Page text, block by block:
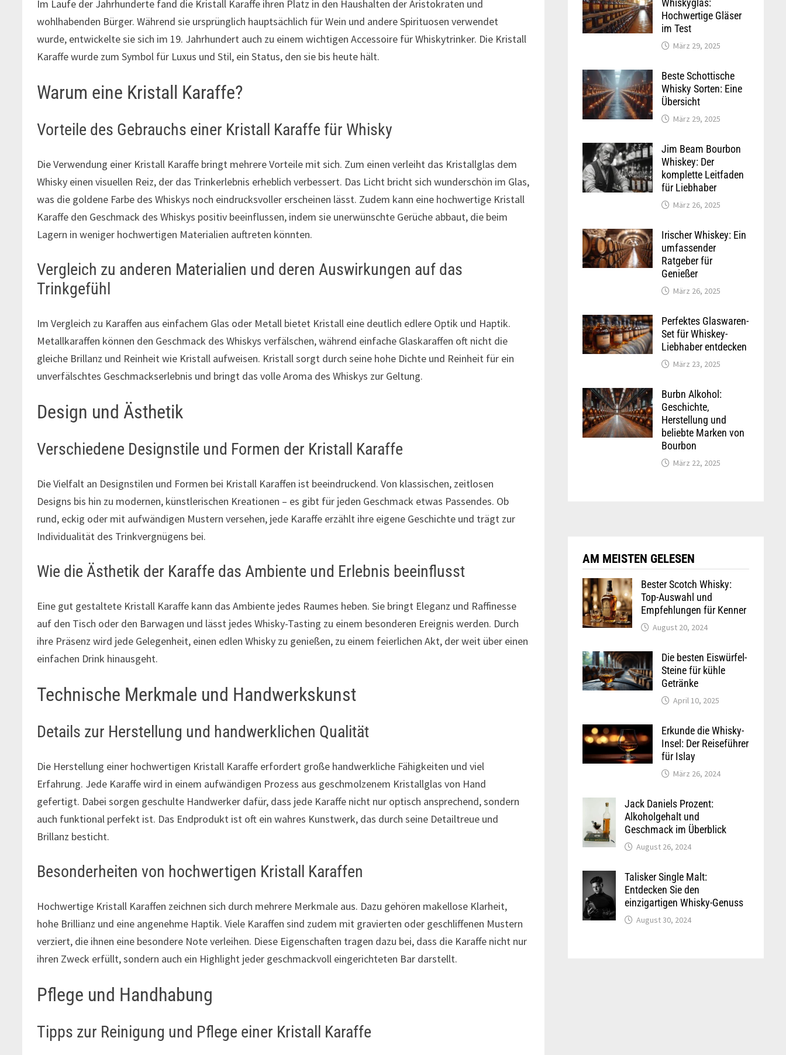
Im Laufe der Jahrhunderte fand die Kristall Karaffe ihren Platz in den Haushalten der Aristokraten und
wohlhabenden Bürger. Während sie ursprünglich hauptsächlich für Wein und andere Spirituosen verwendet
wurde, entwickelte sie sich im 19. Jahrhundert auch zu einem wichtigen Accessoire für Whiskytrinker. Die Kristall
Karaffe wurde zum Symbol für Luxus und Stil, ein Status, den sie bis heute hält.
Warum eine Kristall Karaffe?
Vorteile des Gebrauchs einer Kristall Karaffe für Whisky
Die Verwendung einer Kristall Karaffe bringt mehrere Vorteile mit sich. Zum einen verleiht das Kristallglas dem
Whisky einen visuellen Reiz, der das Trinkerlebnis erheblich verbessert. Das Licht bricht sich wunderschön im Glas,
was die goldene Farbe des Whiskys noch eindrucksvoller erscheinen lässt. Zudem kann eine hochwertige Kristall
Karaffe den Geschmack des Whiskys positiv beeinflussen, indem sie unerwünschte Gerüche abbaut, die beim
Lagern in weniger hochwertigen Materialien auftreten könnten.
Vergleich zu anderen Materialien und deren Auswirkungen auf das
Trinkgefühl
Im Vergleich zu Karaffen aus einfachem Glas oder Metall bietet Kristall eine deutlich edlere Optik und Haptik.
Metallkaraffen können den Geschmack des Whiskys verfälschen, während einfache Glaskaraffen oft nicht die
gleiche Brillanz und Reinheit wie Kristall aufweisen. Kristall sorgt durch seine hohe Dichte und Reinheit für ein
unverfälschtes Geschmackserlebnis und bringt das volle Aroma des Whiskys zur Geltung.
Design und Ästhetik
Verschiedene Designstile und Formen der Kristall Karaffe
Die Vielfalt an Designstilen und Formen bei Kristall Karaffen ist beeindruckend. Von klassischen, zeitlosen
Designs bis hin zu modernen, künstlerischen Kreationen – es gibt für jeden Geschmack etwas Passendes. Ob
rund, eckig oder mit aufwändigen Mustern versehen, jede Karaffe erzählt ihre eigene Geschichte und trägt zur
Individualität des Trinkvergnügens bei.
Wie die Ästhetik der Karaffe das Ambiente und Erlebnis beeinflusst
Eine gut gestaltete Kristall Karaffe kann das Ambiente jedes Raumes heben. Sie bringt Eleganz und Raffinesse
auf den Tisch oder den Barwagen und lässt jedes Whisky-Tasting zu einem besonderen Ereignis werden. Durch
ihre Präsenz wird jede Gelegenheit, einen edlen Whisky zu genießen, zu einem feierlichen Akt, der weit über einen
einfachen Drink hinausgeht.
Technische Merkmale und Handwerkskunst
Details zur Herstellung und handwerklichen Qualität
Die Herstellung einer hochwertigen Kristall Karaffe erfordert große handwerkliche Fähigkeiten und viel
Erfahrung. Jede Karaffe wird in einem aufwändigen Prozess aus geschmolzenem Kristallglas von Hand
gefertigt. Dabei sorgen geschulte Handwerker dafür, dass jede Karaffe nicht nur optisch ansprechend, sondern
auch funktional perfekt ist. Das Endprodukt ist oft ein wahres Kunstwerk, das durch seine Detailtreue und
Brillanz besticht.
Besonderheiten von hochwertigen Kristall Karaffen
Hochwertige Kristall Karaffen zeichnen sich durch mehrere Merkmale aus. Dazu gehören makellose Klarheit,
hohe Brillianz und eine angenehme Haptik. Viele Karaffen sind zudem mit gravierten oder geschliffenen Mustern
verziert, die ihnen eine besondere Note verleihen. Diese Eigenschaften tragen dazu bei, dass die Karaffe nicht nur
ihren Zweck erfüllt, sondern auch ein Highlight jeder geschmackvoll eingerichteten Bar darstellt.
Pflege und Handhabung
Tipps zur Reinigung und Pflege einer Kristall Karaffe
Whiskyglas:
Hochwertige Gläser
im Test
März 29, 2025
Beste Schottische
Whisky Sorten: Eine
Übersicht
März 29, 2025
Jim Beam Bourbon
Whiskey: Der
komplette Leitfaden
für Liebhaber
März 26, 2025
Irischer Whiskey: Ein
umfassender
Ratgeber für
Genießer
März 26, 2025
Perfektes Glaswaren-
Set für Whiskey-
Liebhaber entdecken
März 23, 2025
Burbn Alkohol:
Geschichte,
Herstellung und
beliebte Marken von
Bourbon
März 22, 2025
AM MEISTEN GELESEN
Bester Scotch Whisky:
Top-Auswahl und
Empfehlungen für Kenner
August 20, 2024
Die besten Eiswürfel-
Steine für kühle
Getränke
April 10, 2025
Erkunde die Whisky-
Insel: Der Reiseführer
für Islay
März 26, 2024
Jack Daniels Prozent:
Alkoholgehalt und
Geschmack im Überblick
August 26, 2024
Talisker Single Malt:
Entdecken Sie den
einzigartigen Whisky-Genuss
August 30, 2024